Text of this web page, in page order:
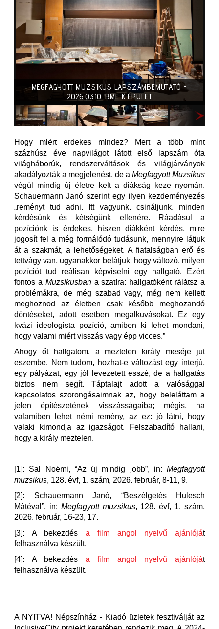
MEGFAGYOTT MUZSIKUS LAPSZÁMBEMUTATÓ -
2026.03.10. BME K ÉPÜLET
Hogy miért érdekes mindez? Mert a több mint
százhúsz éve napvilágot látott első lapszám óta
világháborúk, rendszerváltások és világjárványok
akadályozták a megjelenést, de a Megfagyott Muzsikus
végül mindig új életre kelt a diákság keze nyomán.
Schauermann Janó szerint egy ilyen kezdeményezés
„reményt tud adni. Itt vagyunk, csináljunk, minden
kérdésünk és kétségünk ellenére. Ráadásul a
pozíciónk is érdekes, hiszen diákként kérdés, mire
jogosít fel a még formálódó tudásunk, mennyire látjuk
át a szakmát, a lehetőségeket. A fiatalságban erő és
tettvágy van, ugyanakkor belátjuk, hogy változó, milyen
pozíciót tud reálisan képviselni egy hallgató. Ezért
fontos a Muzsikusbana szatíra: hallgatóként rálátsz a
problémákra, de még szabad vagy, még nem kellett
meghoznod az életben csak később meghozandó
döntéseket, adott esetben megalkuvásokat. Ez egy
kvázi ideologista pozíció, amiben ki lehet mondani,
hogy valami miért visszás vagy épp vicces.”
Ahogy őt hallgatom, a meztelen király meséje jut
eszembe. Nem tudom, hozhat-e változást egy interjú,
egy pályázat, egy jól levezetett esszé, de a hallgatás
biztos nem segít. Táptalajt adott a valósággal
kapcsolatos szorongásaimnak az, hogy beleláttam a
jelen építészetének visszásságaiba; mégis, ha
valamiben lehet némi remény, az ez: jó látni, hogy
valaki kimondja az igazságot. Felszabadító hallani,
hogy a király meztelen.
[1]: Sal Noémi, “Az új mindig jobb”, in: Megfagyott
muzsikus, 128. évf, 1. szám, 2026. február, 8-11, 9.
[2]: Schauermann Janó, “Beszélgetés Hulesch
Mátéval”, in: Megfagyott muzsikus, 128. évf, 1. szám,
2026. február, 16-23, 17.
[3]: A bekezdés a film angol nyelvű ajánlóját
felhasználva készült.
[4]: A bekezdés a film angol nyelvű ajánlóját
felhasználva készült.
A NYITVA! Népszínház - Kiadó üzletek fesztiválját az